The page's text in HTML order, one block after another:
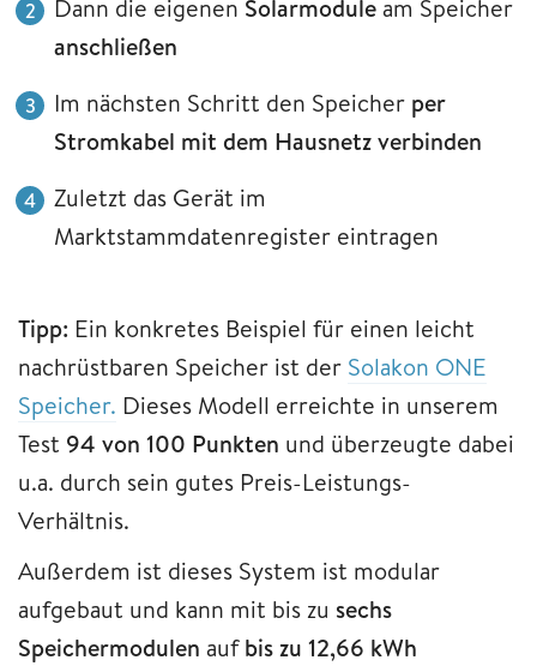
Dann die eigenen Solarmodule am Speicher
anschließen
Im nächsten Schritt den Speicher per
Stromkabel mit dem Hausnetz verbinden
Zuletzt das Gerät im
Marktstammdatenregister eintragen
Tipp: Ein konkretes Beispiel für einen leicht
nachrüstbaren Speicher ist der Solakon ONE
Speicher. Dieses Modell erreichte in unserem
Test 94 von 100 Punkten und überzeugte dabei
u.a. durch sein gutes Preis-Leistungs-
Verhältnis.
Außerdem ist dieses System ist modular
aufgebaut und kann mit bis zu sechs
Speichermodulen aufbis zu 12,66 kWh